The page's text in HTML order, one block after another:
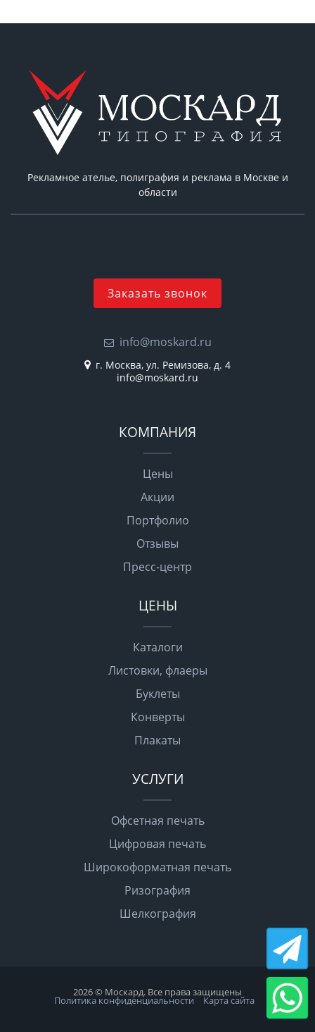
Рекламное ателье, полиграфия и реклама в Москве и
области
Заказать звонок
info@moskard.ru
г. Москва, ул. Ремизова, д. 4
info@moskard.ru
КОМПАНИЯ
Цены
Акции
Портфолио
Отзывы
Пресс-центр
ЦЕНЫ
Каталоги
Листовки, флаеры
Буклеты
Конверты
Плакаты
УСЛУГИ
Офсетная печать
Цифровая печать
Широкоформатная печать
Ризография
Шелкография
2026 © Москард. Все права защищены
Политика конфиденциальности Карта сайта